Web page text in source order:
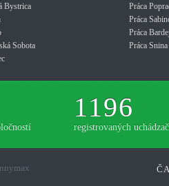
Bystrica
Sobota
Práca
Práca
Práca
Práca Snina
1196
registrovaných